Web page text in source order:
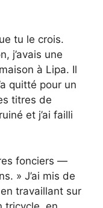
tu le crois.
j’avais une
à Lipa. Il
quitté pour un
titres de
et j’ai failli
fonciers —
» J’ai mis de
travaillant sur